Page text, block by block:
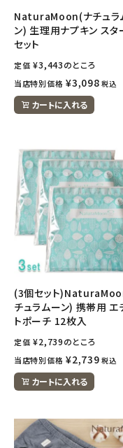
NaturaMoon(ナチュラ
ン) 生理用ナプキン スタ
セット
定価 ¥3,443のところ
当店特別価格 ¥3,098 税込
カートに入れる
(3個セット
チュラムーン) 携帯用 エ
トポーチ 12枚入
定価 ¥2,739のところ
当店特別価格 ¥2,739 税込
カートに入れる